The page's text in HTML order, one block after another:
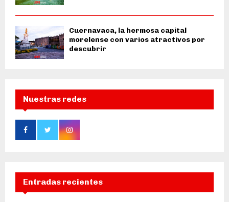
Cuernavaca, la hermosa capital
morelense con varios atractivos por
descubrir
Nuestras redes
Entradas recientes